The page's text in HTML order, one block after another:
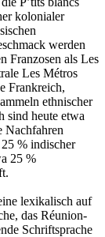
kolonialer
werden
Franzosen als Les
Les Métros
Frankreich,
ethnischer
sind heute etwa
Nachfahren
% indischer
25 %
lexikalisch auf
das Réunion-
Schriftsprache